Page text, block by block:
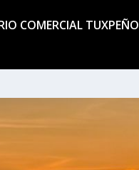
COMERCIAL TUXPEÑO